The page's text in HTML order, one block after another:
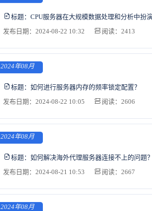
标题： CPU服务器在大规模数据处理和分析中扮
发布日期：2024-08-22 10:32
阅读：2413
2024年08月
标题： 如何进行服务器内存的频率锁定配置？
发布日期：2024-08-22 10:05
阅读：2606
2024年08月
标题： 如何解决海外代理服务器连接不上的问题？
发布日期：2024-08-21 10:53
阅读：2667
2024年08月